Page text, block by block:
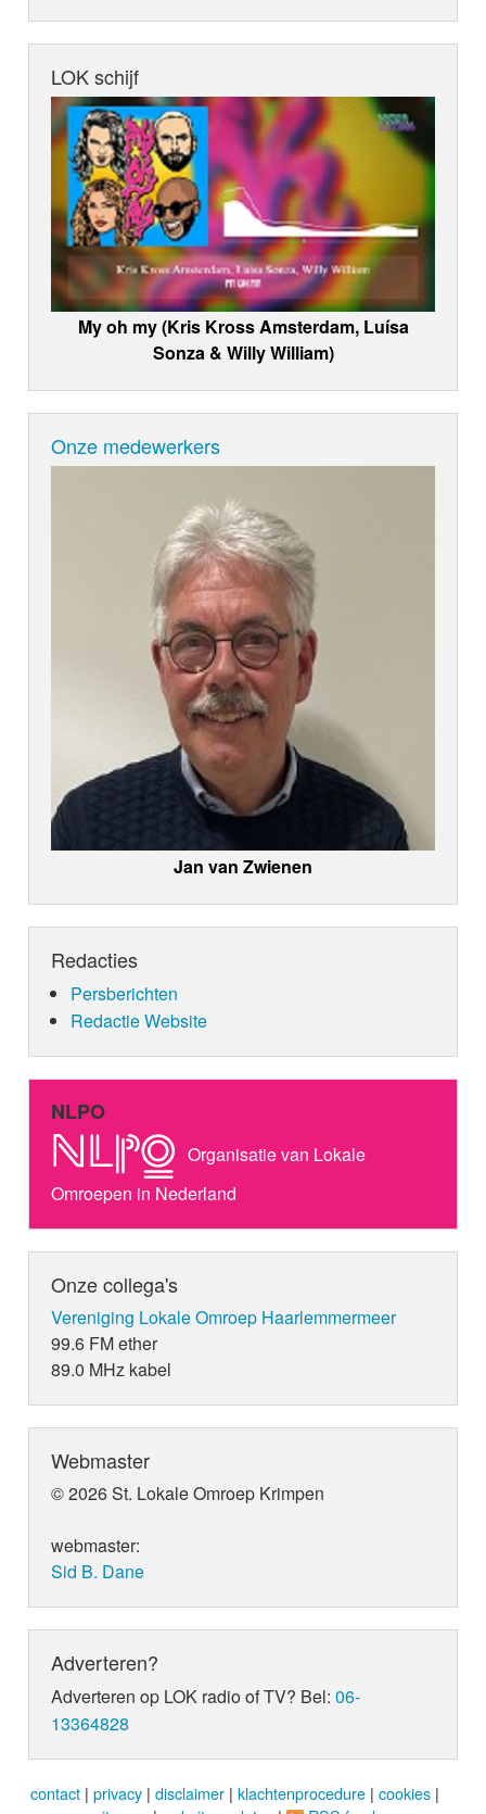
LOK schijf
My oh my (Kris Kross Amsterdam, Luísa
Sonza & Willy William)
Onze medewerkers
Jan van Zwienen
Redacties
Persberichten
Redactie Website
NLPO
Organisatie van Lokale
Omroepen in Nederland
Onze collega's
Vereniging Lokale Omroep Haarlemmermeer
99.6 FM ether
89.0 MHz kabel
Webmaster
© 2026 St. Lokale Omroep Krimpen
webmaster:
Sid B. Dane
Adverteren?
Adverteren op LOK radio of TV? Bel:06-
13364828
contact | privacy | disclaimer | klachtenprocedure | cookies |